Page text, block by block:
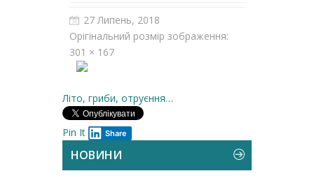
27 Липень, 2018
Орігінальний розмір зображення:
301 × 167
Літо, гриби, отруєння…
Pin It Share
НОВИНИ